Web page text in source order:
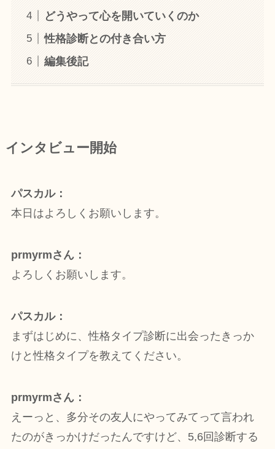
どうやって心を開いていくのか
性格診断との付き合い方
編集後記
インタビュー開始
パスカル：
本日はよろしくお願いします。
prmyrmさん：
よろしくお願いします。
パスカル：
まずはじめに、性格タイプ診断に出会ったきっか
けと性格タイプを教えてください。
prmyrmさん：
えーっと、多分その友人にやってみてって言われ
たのがきっかけだったんですけど、5,6回診断する